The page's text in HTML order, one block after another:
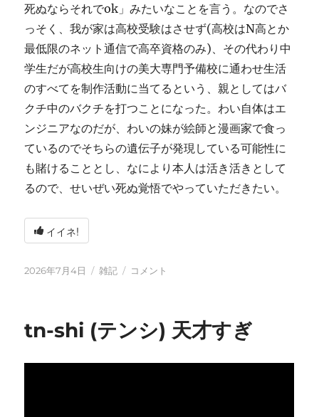
死ぬならそれでok」みたいなことを言う。なのでさ
っそく、我が家は高校受験はさせず(高校はN高とか
最低限のネット通信で高卒資格のみ)、その代わり中
学生だが高校生向けの美大専門予備校に通わせ生活
のすべてを制作活動に当てるという、親としてはバ
クチ中のバクチを打つことになった。わい自体はエ
ンジニアなのだが、わいの妹が絵師と漫画家で食っ
ているのでそちらの遺伝子が発現している可能性に
も賭けることとし、なにより本人は活き活きとして
るので、せいぜい死ぬ覚悟でやっていただきたい。
イイネ!
投
2026年7月4日
カ
ー
雑記
い
と
コメント
tn-shi (テンシ) 天才すぎ